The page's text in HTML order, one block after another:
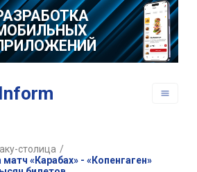
столица /
«Карабах» - «Копенгаген»